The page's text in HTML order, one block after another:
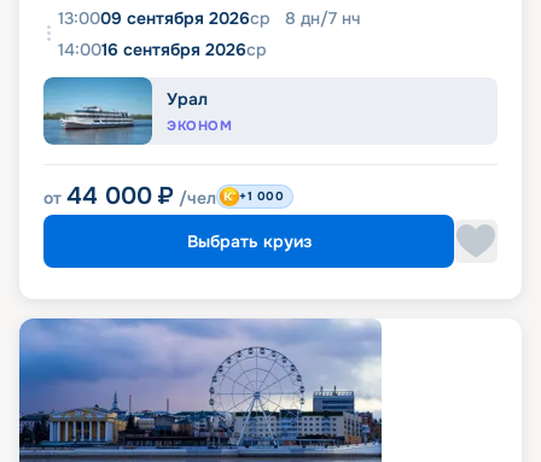
13:0009 сентября 2026ср 8 дн/7 нч
14:0016 сентября 2026ср
Урал
ЭКОНОМ
от 44 000 ₽ /чел +1 000
Выбрать круиз